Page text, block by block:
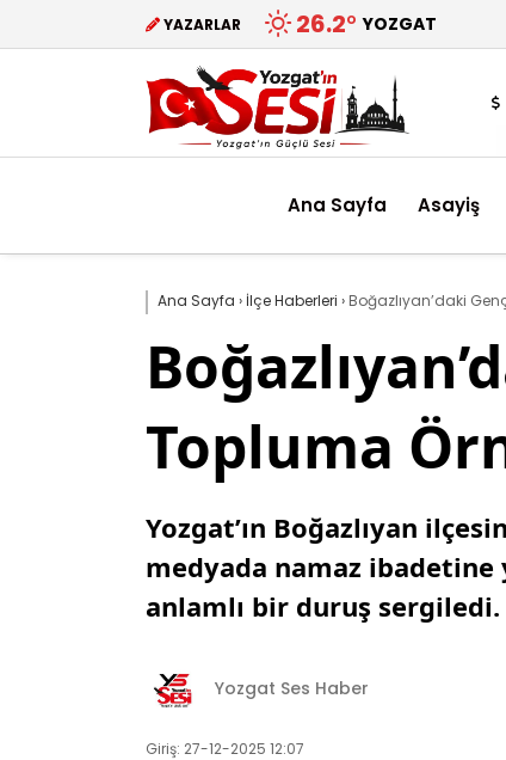
YAZARLAR 26.2° YOZGAT
Ana Sayfa Asayiş
Ana Sayfa › İlçe Haberleri › Boğazlıyan’daki
Topluma
Yozgat’ın Boğazlıyan
medyada namaz ibadetine
anlamlı bir duruş sergiledi.
Yozgat Ses Haber
Giriş: 27-12-2025 12:07